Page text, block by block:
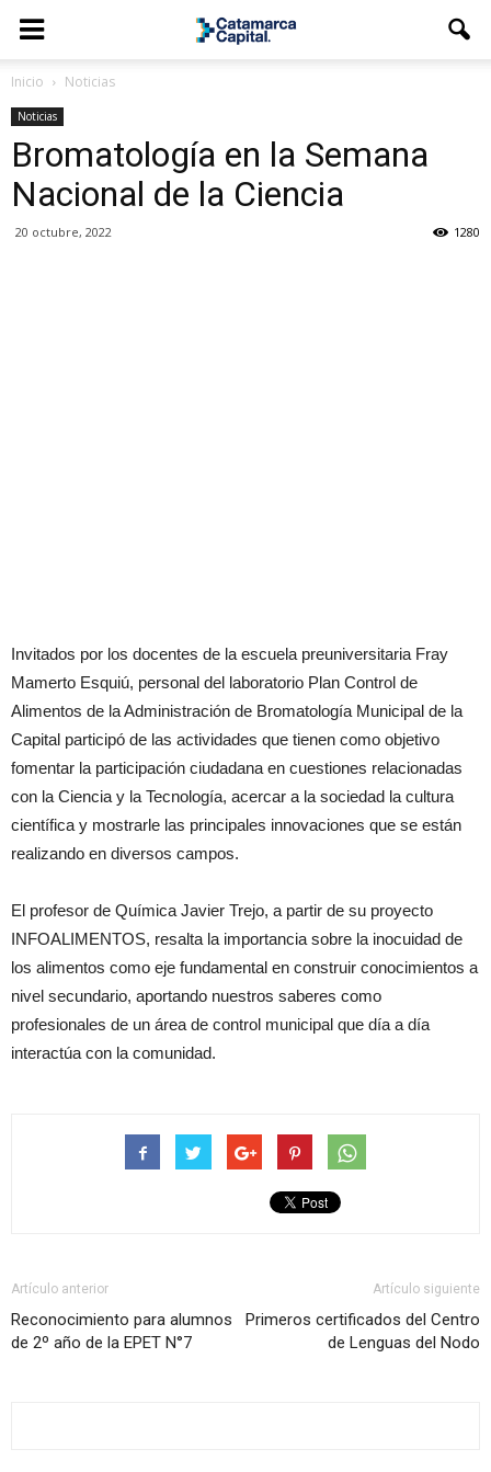
Inicio Noticias
Noticias
Bromatología en la Semana
Nacional de la Ciencia
20 octubre, 2022 1280
Invitados por los docentes de la escuela preuniversitaria Fray
Mamerto Esquiú, personal del laboratorio Plan Control de
Alimentos de la Administración de Bromatología Municipal de la
Capital participó de las actividades que tienen como objetivo
fomentar la participación ciudadana en cuestiones relacionadas
con la Ciencia y la Tecnología, acercar a la sociedad la cultura
científica y mostrarle las principales innovaciones que se están
realizando en diversos campos.
El profesor de Química Javier Trejo, a partir de su proyecto
INFOALIMENTOS, resalta la importancia sobre la inocuidad de
los alimentos como eje fundamental en construir conocimientos a
nivel secundario, aportando nuestros saberes como
profesionales de un área de control municipal que día a día
interactúa con la comunidad.
Artículo anterior
Reconocimiento para alumnos
de 2º año de la EPET N°7
Artículo siguiente
Primeros certificados del Centro
de Lenguas del Nodo